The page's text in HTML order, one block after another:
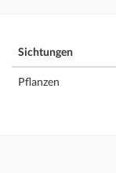
Sichtungen
Pflanzen